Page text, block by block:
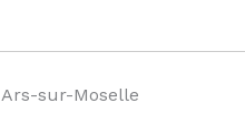
sur-Moselle